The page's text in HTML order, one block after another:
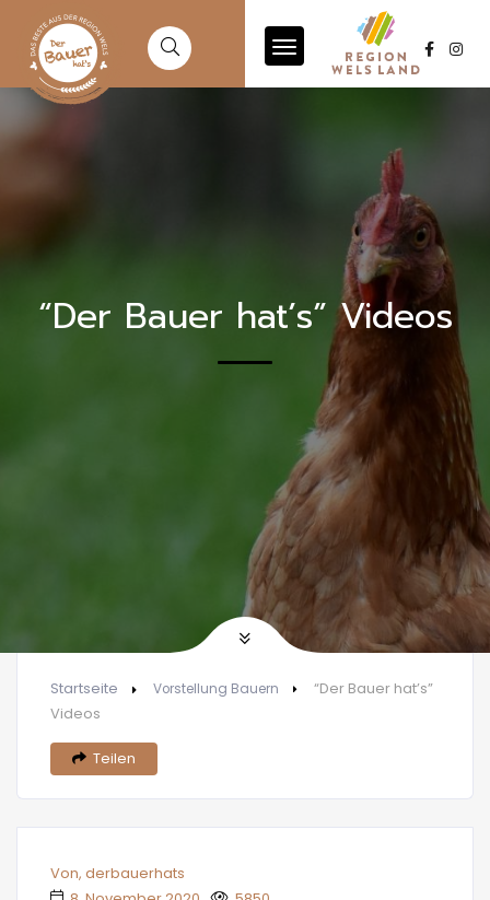
“Der Bauer hat’s” Videos
Startseite Vorstellung Bauern
“Der Bauer hat’s”
Videos
Teilen
Von, derbauerhats